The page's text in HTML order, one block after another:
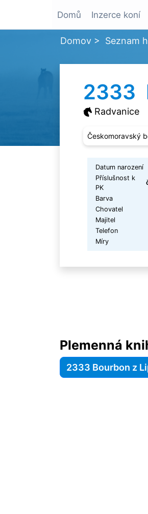
Domů Inzerce koní
Domov > Seznam
2333
Radvanice
Českomoravský
Datum narození
Příslušnost k
PK
Barva
Chovatel
Majitel
Telefon
Míry
Plemenná
2333 Bourbon z